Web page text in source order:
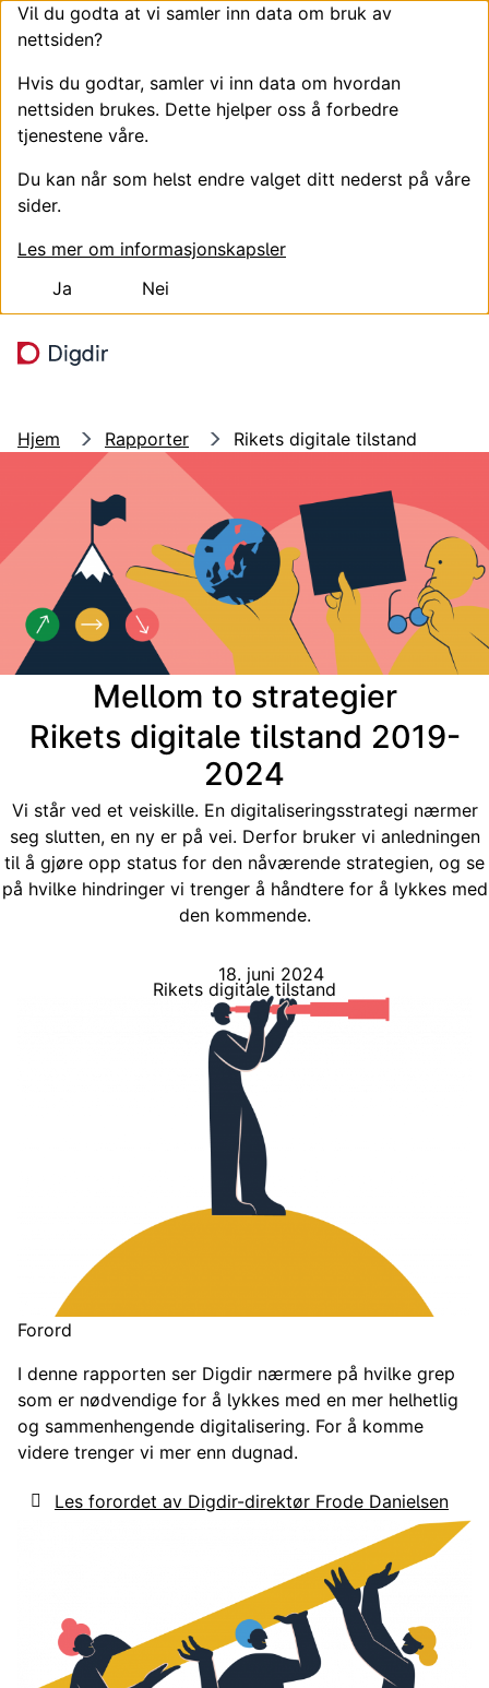
Vil du godta at vi samler inn data om bruk av
nettsiden?
Hvis du godtar, samler vi inn data om hvordan
nettsiden brukes. Dette hjelper oss å forbedre
tjenestene våre.
Du kan når som helst endre valget ditt nederst på våre
sider.
Les mer om informasjonskapsler
Ja
Nei
Hjem Rapporter Rikets digitale tilstand
Mellom to strategier
Rikets digitale tilstand 2019-
2024
Vi står ved et veiskille. En digitaliseringsstrategi nærmer
seg slutten, en ny er på vei. Derfor bruker vi anledningen
til å gjøre opp status for den nåværende strategien, og se
på hvilke hindringer vi trenger å håndtere for å lykkes med
den kommende.
18. juni 2024
Rikets digitale tilstand
Forord
I denne rapporten ser Digdir nærmere på hvilke grep
som er nødvendige for å lykkes med en mer helhetlig
og sammenhengende digitalisering. For å komme
videre trenger vi mer enn dugnad.
Les forordet av Digdir-direktør Frode Danielsen